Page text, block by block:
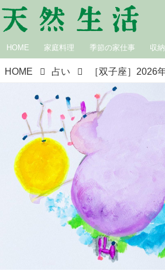
HOME 家庭料理 季節の家仕事 収納
HOME 占い